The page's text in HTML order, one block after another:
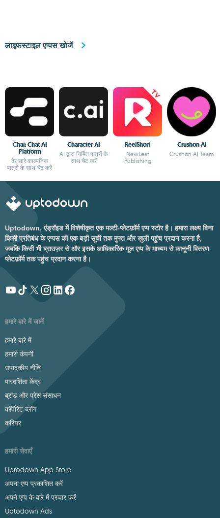
लाइफस्टाइल एप्पस खोजें
Chai: Chat AI
Platform
ढेर सारे काल्पनिक
पात्रों के साथ चैट करें
Character AI
AI द्वारा निर्मित पात्रों के
साथ चैट करें
ReelShort
NewLeaf
Publishing
Crushon AI
Crushon AI Team
Uptodown, एंड्रॉइड में विशेषीकृत एक मल्टी-प्लेटफ़ॉर्म एप्प स्टोर है। हमारा लक्ष्य बिना
किसी प्रतिबंध के एप्पस की एक बड़ी सूची तक मुफ्त और खुली पहुंच प्रदान करना है,
जबकि किसी भी ब्राउज़र से और इसके आधिकारिक मूल एप्प के माध्यम से कानूनी वितरण
प्लेटफ़ॉर्म तक पहुंच प्रदान करना है।
हमारे बारे में जानें
हमारे बारे में
हमारी कंपनी
संपादकीय नीति
पारदर्शिता केंद्र
ब्रांड और प्रेस संसाधन
कॉर्पोरेट ब्लॉग
करियर
हमारी सेवाएँ
Uptodown App Store
अपना एप्प प्रकाशित करें
अपने एप्प के बारे में प्रचार करें
Uptodown Ads